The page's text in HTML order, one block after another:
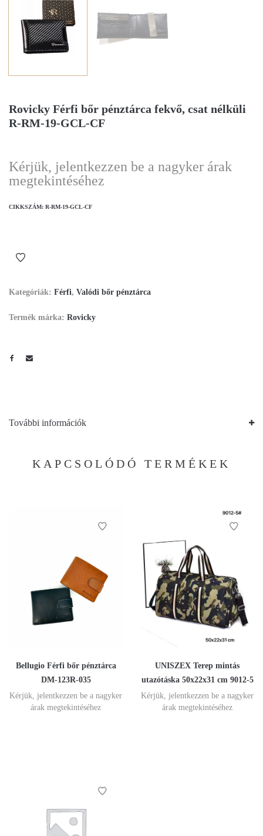
Rovicky Férfi bőr pénztárca fekvő, csat nélküli
R-RM-19-GCL-CF
Kérjük, jelentkezzen be a nagyker árak
megtekintéséhez
CIKKSZÁM: R-RM-19-GCL-CF
Kategóriák: Férfi, Valódi bőr pénztárca
Termék márka: Rovicky
További információk
KAPCSOLÓDÓ TERMÉKEK
Bellugio Férfi bőr pénztárca
DM-123R-035
Kérjük, jelentkezzen be a nagyker
árak megtekintéséhez
UNISZEX Terep mintás
utazótáska 50x22x31 cm 9012-5
Kérjük, jelentkezzen be a nagyker
árak megtekintéséhez